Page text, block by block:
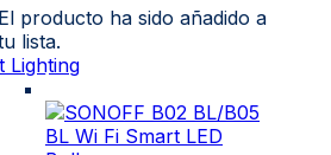
El producto ha sido añadido a
lista.
Lighting